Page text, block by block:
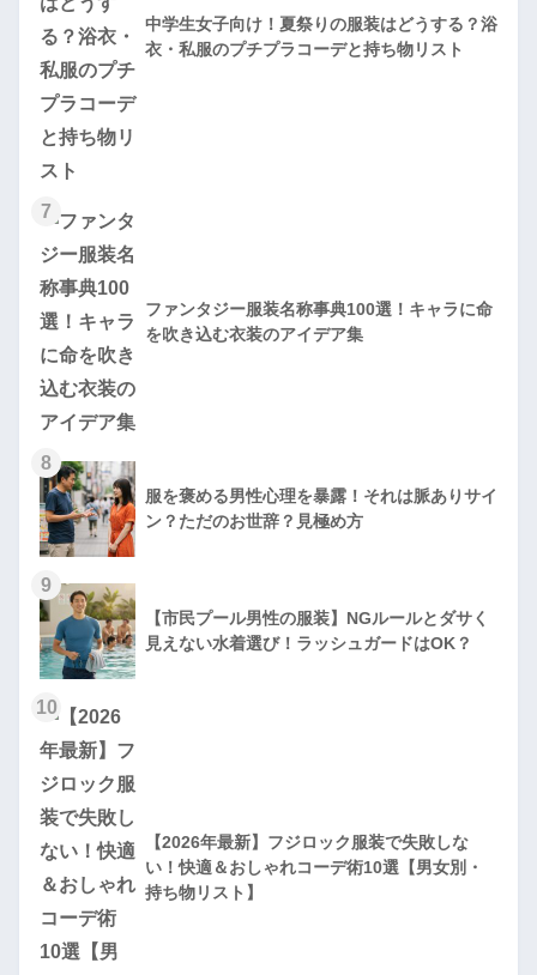
中学生女子向け！夏祭りの服装はどうする？浴
衣・私服のプチプラコーデと持ち物リスト
7
ファンタジー服装名称事典100選！キャラに命
を吹き込む衣装のアイデア集
8
服を褒める男性心理を暴露！それは脈ありサイ
ン？ただのお世辞？見極め方
9
【市民プール男性の服装】NGルールとダサく
見えない水着選び！ラッシュガードはOK？
10
【2026年最新】フジロック服装で失敗しな
い！快適＆おしゃれコーデ術10選【男女別・
持ち物リスト】